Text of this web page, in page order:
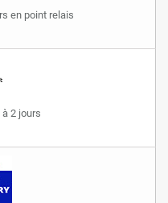
en point relais
2 jours